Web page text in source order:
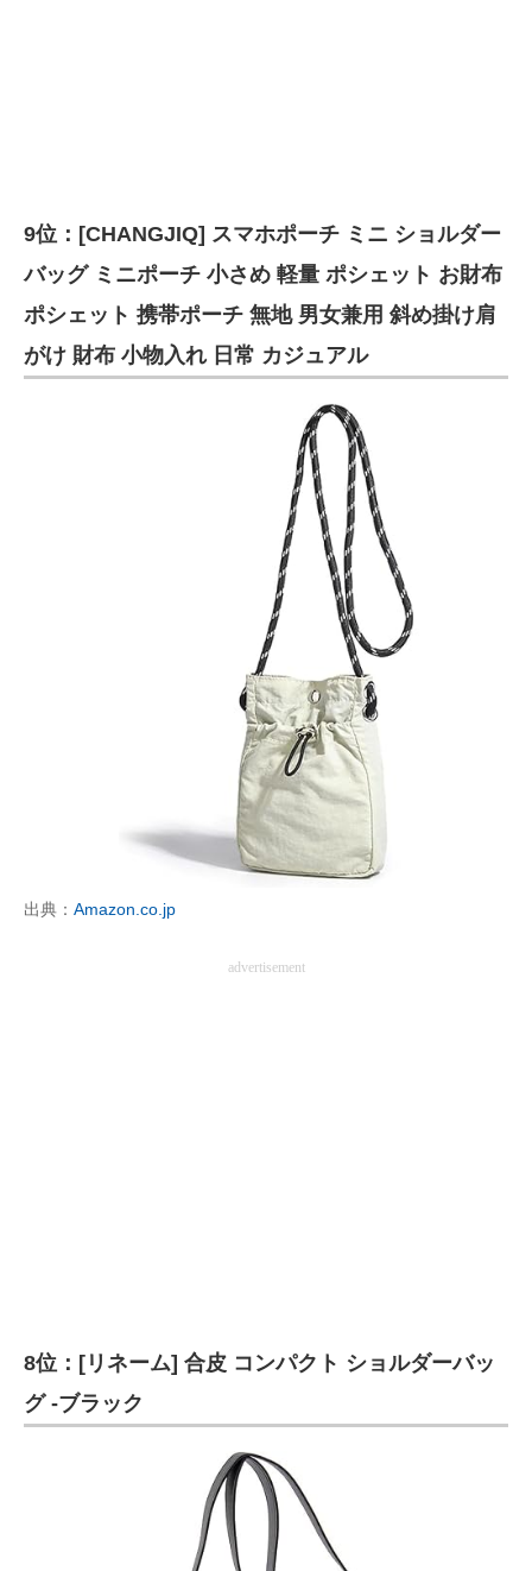
9位：[CHANGJIQ] スマホポーチ ミニ ショルダー
バッグ ミニポーチ 小さめ 軽量 ポシェット お財布
ポシェット 携帯ポーチ 無地 男女兼用 斜め掛け肩
がけ 財布 小物入れ 日常 カジュアル
出典： Amazon.co.jp
advertisement
8位：[リネーム] 合皮 コンパクト ショルダーバッ
グ -ブラック